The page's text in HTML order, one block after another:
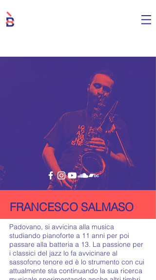
FRANCESCO SALMASO
Padovano, si avvicina alla musica
studiando pianoforte a 11 anni per poi
passare alla batteria a 13. La passione per
i classici del jazz lo fa avvicinare al
sassofono tenore ed è lo strumento con cui
attualmente sta continuando la sua ricerca